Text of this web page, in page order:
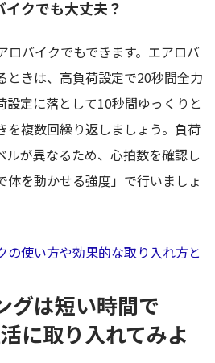
クでも大丈夫？
ロバイクでもできます。エアロバ
ときは、高負荷設定で20秒間全力
設定に落として10秒間ゆっくりと
を複数回繰り返しましょう。負荷
ルが異なるため、心拍数を確認し
体を動かせる強度」で行いましょ
の使い方や効果的な取り入れ方と
グは短い時間で
に取り入れてみよ